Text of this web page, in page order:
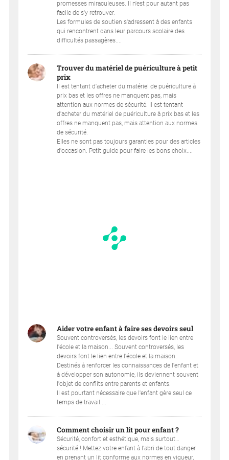
promesses miraculeuses. Il n'est pour autant pas
facile de s'y retrouver.
Les formules de soutien s'adressent à des enfants
qui rencontrent dans leur parcours scolaire des
difficultés passagères....
Trouver du matériel de puériculture à petit
prix
Il est tentant d'acheter du matériel de puériculture à
prix bas et les offres ne manquent pas, mais
attention aux normes de sécurité. Il est tentant
d'acheter du matériel de puériculture à prix bas et les
offres ne manquent pas, mais attention aux normes
de sécurité.
Elles ne sont pas toujours garanties pour des articles
d'occasion. Petit guide pour faire les bons choix....
Aider votre enfant à faire ses devoirs seul
Souvent controversés, les devoirs font le lien entre
l'école et la maison... Souvent controversés, les
devoirs font le lien entre l'école et la maison.
Destinés à renforcer les connaissances de l'enfant et
à développer son autonomie, ils deviennent souvent
l'objet de conflits entre parents et enfants.
Il est pourtant nécessaire que l'enfant gère seul ce
temps de travail....
Comment choisir un lit pour enfant ?
Sécurité, confort et esthétique, mais surtout…
sécurité ! Mettez votre enfant à l'abri de tout danger
en prenant un lit conforme aux normes en vigueur,